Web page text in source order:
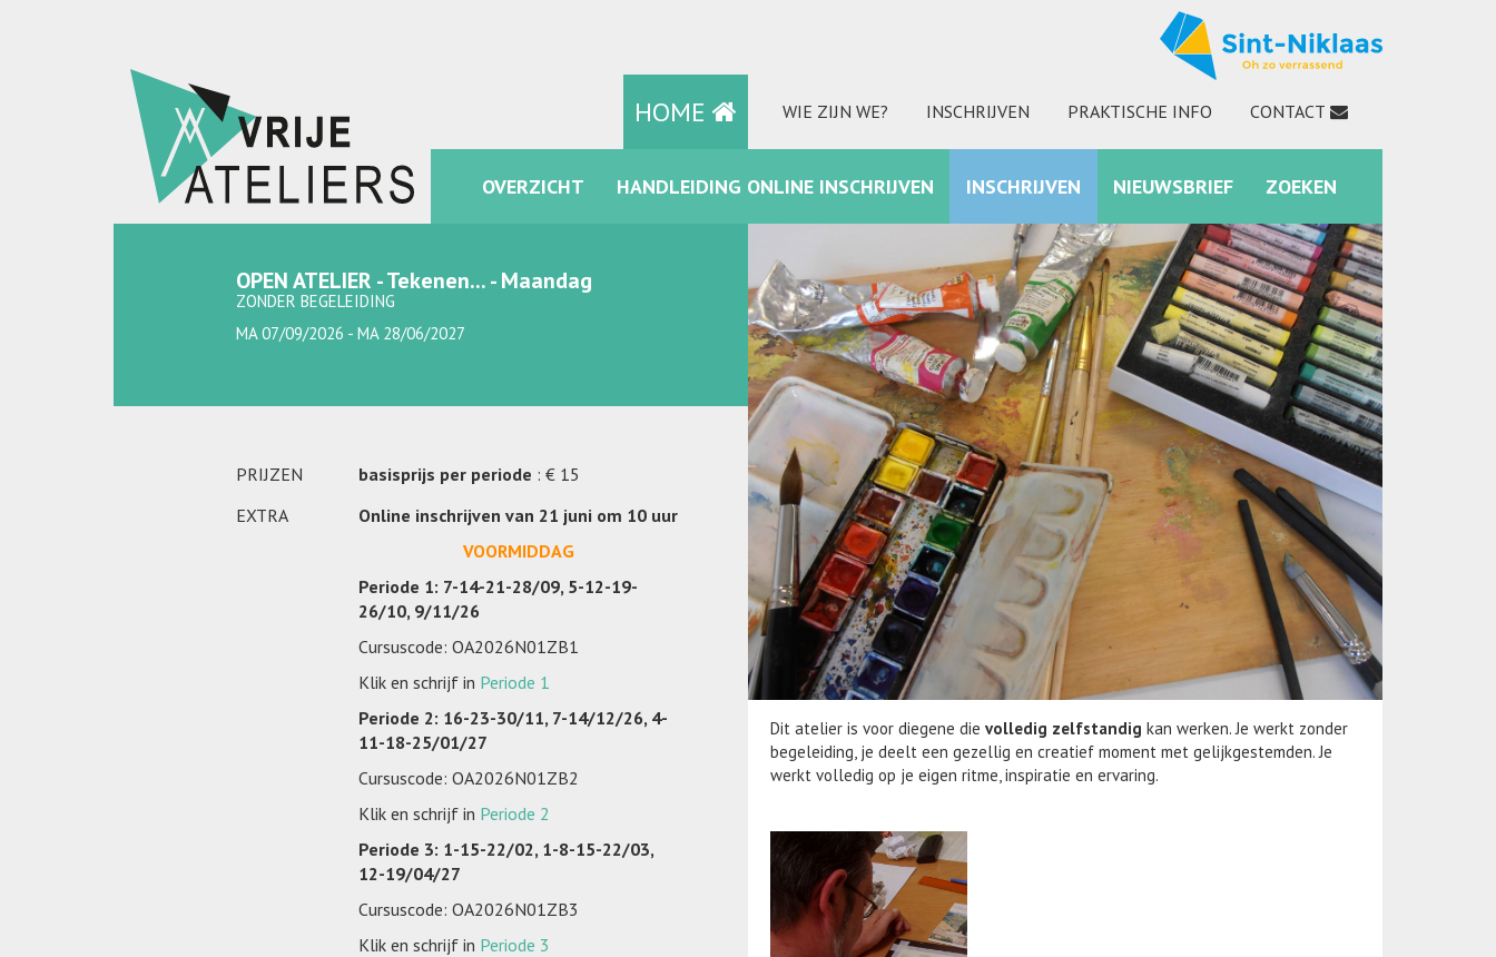
HOME WIE ZIJN WE? INSCHRIJVEN PRAKTISCHE INFO CONTACT
FACEBOOK INSTAGRAM ZOEKEN
OVERZICHT HANDLEIDING ONLINE INSCHRIJVEN INSCHRIJVEN NIEUWSBRIEF ZOEKEN
OPEN ATELIER - Tekenen... - Maandag
ZONDER BEGELEIDING
MA 07/09/2026 - MA 28/06/2027
PRIJZEN basisprijs per periode : € 15
EXTRA
Online inschrijven van 21 juni om 10 uur
VOORMIDDAG
Periode 1: 7-14-21-28/09, 5-12-19-
26/10, 9/11/26
Cursuscode: OA2026N01ZB1
Klik en schrijf in Periode 1
Periode 2: 16-23-30/11, 7-14/12/26, 4-
11-18-25/01/27
Cursuscode: OA2026N01ZB2
Klik en schrijf in Periode 2
Periode 3: 1-15-22/02, 1-8-15-22/03,
12-19/04/27
Cursuscode: OA2026N01ZB3
Klik en schrijf in Periode 3
Dit atelier is voor diegene die volledig zelfstandig kan werken. Je werkt zonder
begeleiding, je deelt een gezellig en creatief moment met gelijkgestemden. Je
werkt volledig op je eigen ritme, inspiratie en ervaring.